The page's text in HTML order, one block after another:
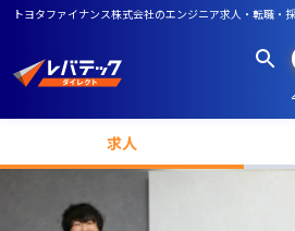
トヨタファイナンス株式会社のエンジニア求人・転職
求人